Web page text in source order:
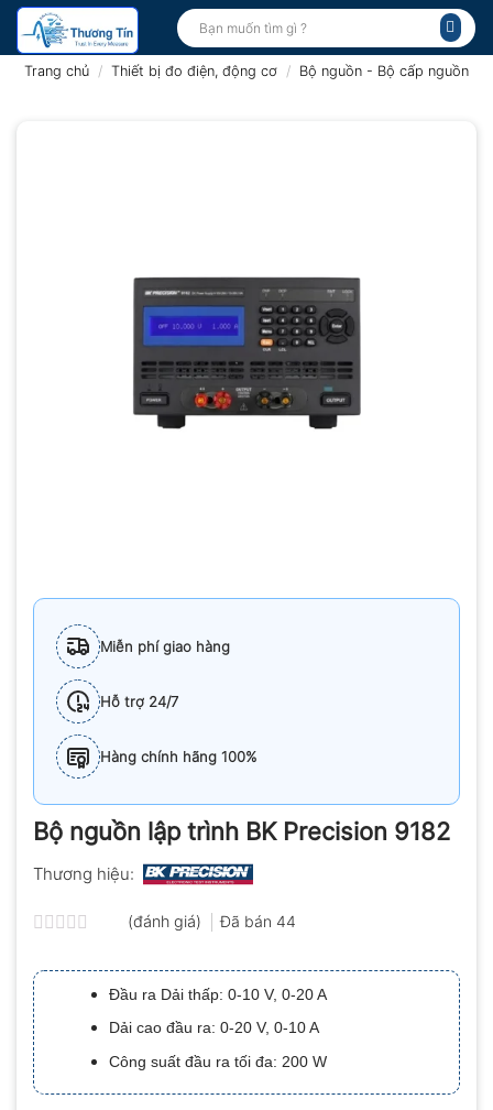
Bỏ
qua
Tìm
kiếm:
Trang chủ / Thiết bị đo điện, động cơ / Bộ nguồn - Bộ cấp nguồn
Miễn phí giao hàng
Hỗ trợ 24/7
Hàng chính hãng 100%
Bộ nguồn lập trình BK Precision 9182
Thương hiệu:
xếp
hạng
0.0
5
sao
(đánh giá) Đã bán 44
Đầu ra Dải thấp: 0-10 V, 0-20 A
Dải cao đầu ra: 0-20 V, 0-10 A
Công suất đầu ra tối đa: 200 W